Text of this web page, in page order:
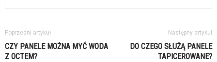
Poprzedni artykuł
CZY PANELE MOŻNA MYĆ WODA
Z OCTEM?
Następny artykuł
DO CZEGO SŁUŻĄ PANELE
TAPICEROWANE?